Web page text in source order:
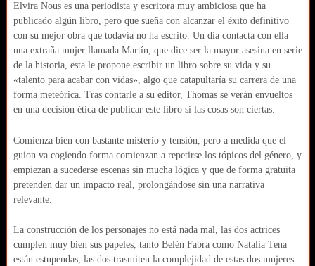
Elvira Nous es una periodista y escritora muy ambiciosa que ha
publicado algún libro, pero que sueña con alcanzar el éxito definitivo
con su mejor obra que todavía no ha escrito. Un día contacta con ella
una extraña mujer llamada Martín, que dice ser la mayor asesina en serie
de la historia, esta le propone escribir un libro sobre su vida y su
«talento para acabar con vidas», algo que catapultaría su carrera de una
forma meteórica. Tras contarle a su editor, Thomas se verán envueltos
en una decisión ética de publicar este libro si las cosas son ciertas.
Comienza bien con bastante misterio y tensión, pero a medida que el
guion va cogiendo forma comienzan a repetirse los tópicos del género, y
empiezan a sucederse escenas sin mucha lógica y que de forma gratuita
pretenden dar un impacto real, prolongándose sin una narrativa
relevante.
La construcción de los personajes no está nada mal, las dos actrices
cumplen muy bien sus papeles, tanto Belén Fabra como Natalia Tena
están estupendas, las dos trasmiten la complejidad de estas dos mujeres